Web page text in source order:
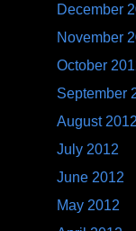
December
November
October
September
August 2012
July 2012
June 2012
May 2012